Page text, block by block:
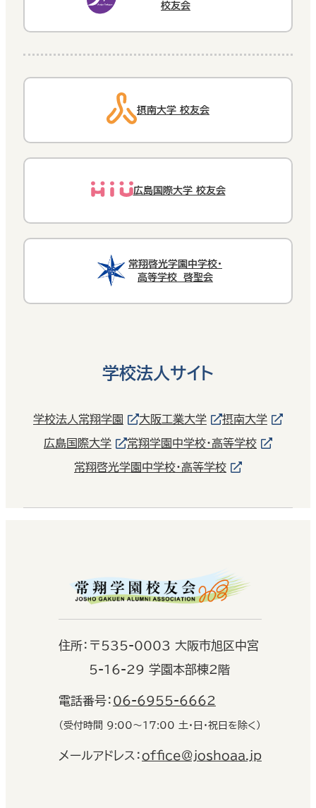
校友会
摂南大学 校友会
広島国際大学 校友会
常翔啓光学園中学校・
高等学校 啓聖会
学校法人サイト
学校法人常翔学園 大阪工業大学 摂南大学
広島国際大学 常翔学園中学校・高等学校
常翔啓光学園中学校・高等学校
住所： 〒535-0003 大阪市旭区中宮
5-16-29 学園本部棟2階
電話番号： 06-6955-6662
（受付時間 9:00〜17:00 土・日・祝日を除く）
メールアドレス：office@joshoaa.jp